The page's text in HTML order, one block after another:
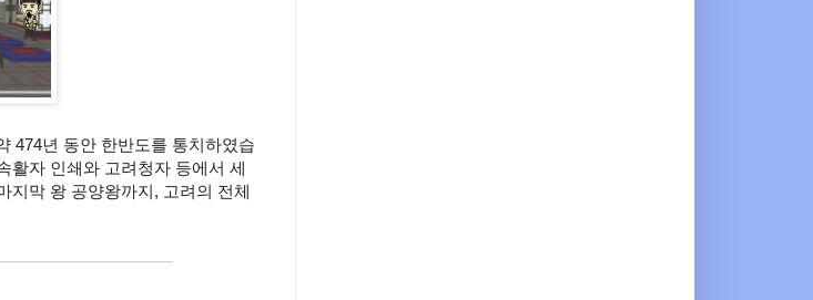
474년 동안 한반도를 통치하였습
활자 인쇄와 고려청자 등에서 세
지막 왕 공양왕까지, 고려의 전체